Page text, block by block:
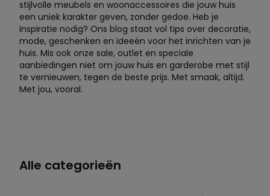
stijlvolle meubels en woonaccessoires die jouw huis
een uniek karakter geven, zonder gedoe. Heb je
inspiratie nodig? Ons blog staat vol tips over decoratie,
mode, geschenken en ideeën voor het inrichten van je
huis. Mis ook onze sale, outlet en speciale
aanbiedingen niet om jouw huis en garderobe met stijl
te vernieuwen, tegen de beste prijs. Met smaak, altijd.
Met jou, vooral.
Alle categorieën